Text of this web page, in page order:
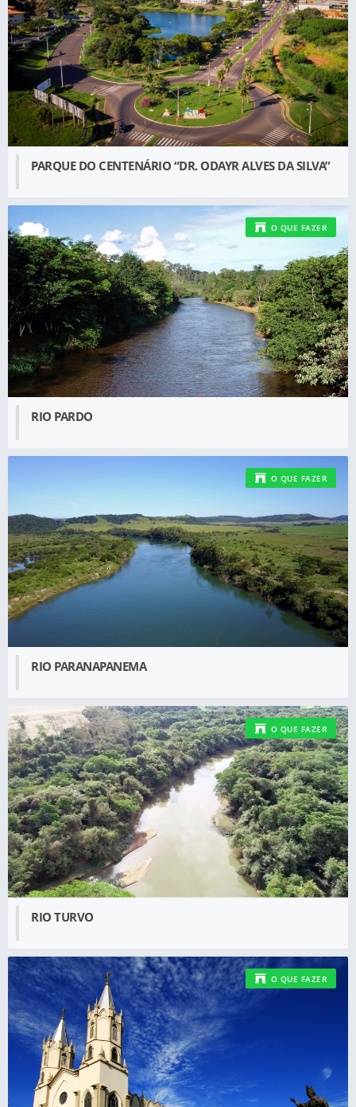
PARQUE DO CENTENÁRIO “DR. ODAYR ALVES DA SILVA”
RIO PARDO
O QUE FAZER
RIO PARANAPANEMA
O QUE FAZER
RIO TURVO
O QUE FAZER
O QUE FAZER